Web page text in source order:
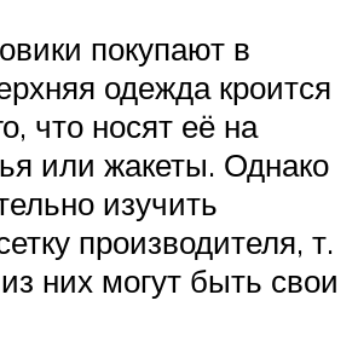
покупают в
одежда кроится
что носят её на
или жакеты. Однако
изучить
производителя, т.
них могут быть свои